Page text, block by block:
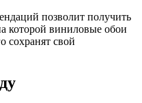
позволит получить
которой виниловые обои
сохранят свой